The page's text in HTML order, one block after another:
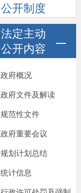
公开制度
法定主动
公开内容
政府概况
政府文件及解读
规范性文件
政府重要会议
规划计划总结
统计信息